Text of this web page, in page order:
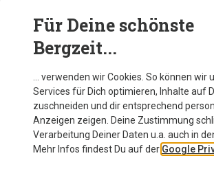
BEKLEIDUNG
Für Deine schönste
Bergzeit...
… verwenden wir Cookies. So können wir
Services für Dich optimieren, Inhalte auf
zuschneiden und dir entsprechend
Anzeigen zeigen. Deine Zustimmung
Verarbeitung Deiner Daten u.a. auch in
Mehr Infos findest Du auf der Google